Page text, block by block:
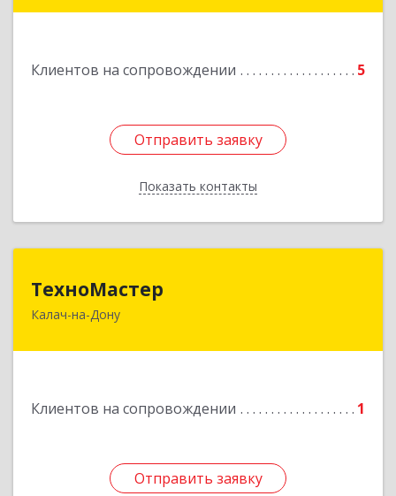
Клиентов на сопровождении 5
Отправить заявку
Показать контакты
Отправить заявку
Назад
ТехноМастер
Калач-на-Дону
Клиентов на сопровождении 1
Отправить заявку
404503, Волгоградская обл, Калач-на-Дону г,
Отправить заявку